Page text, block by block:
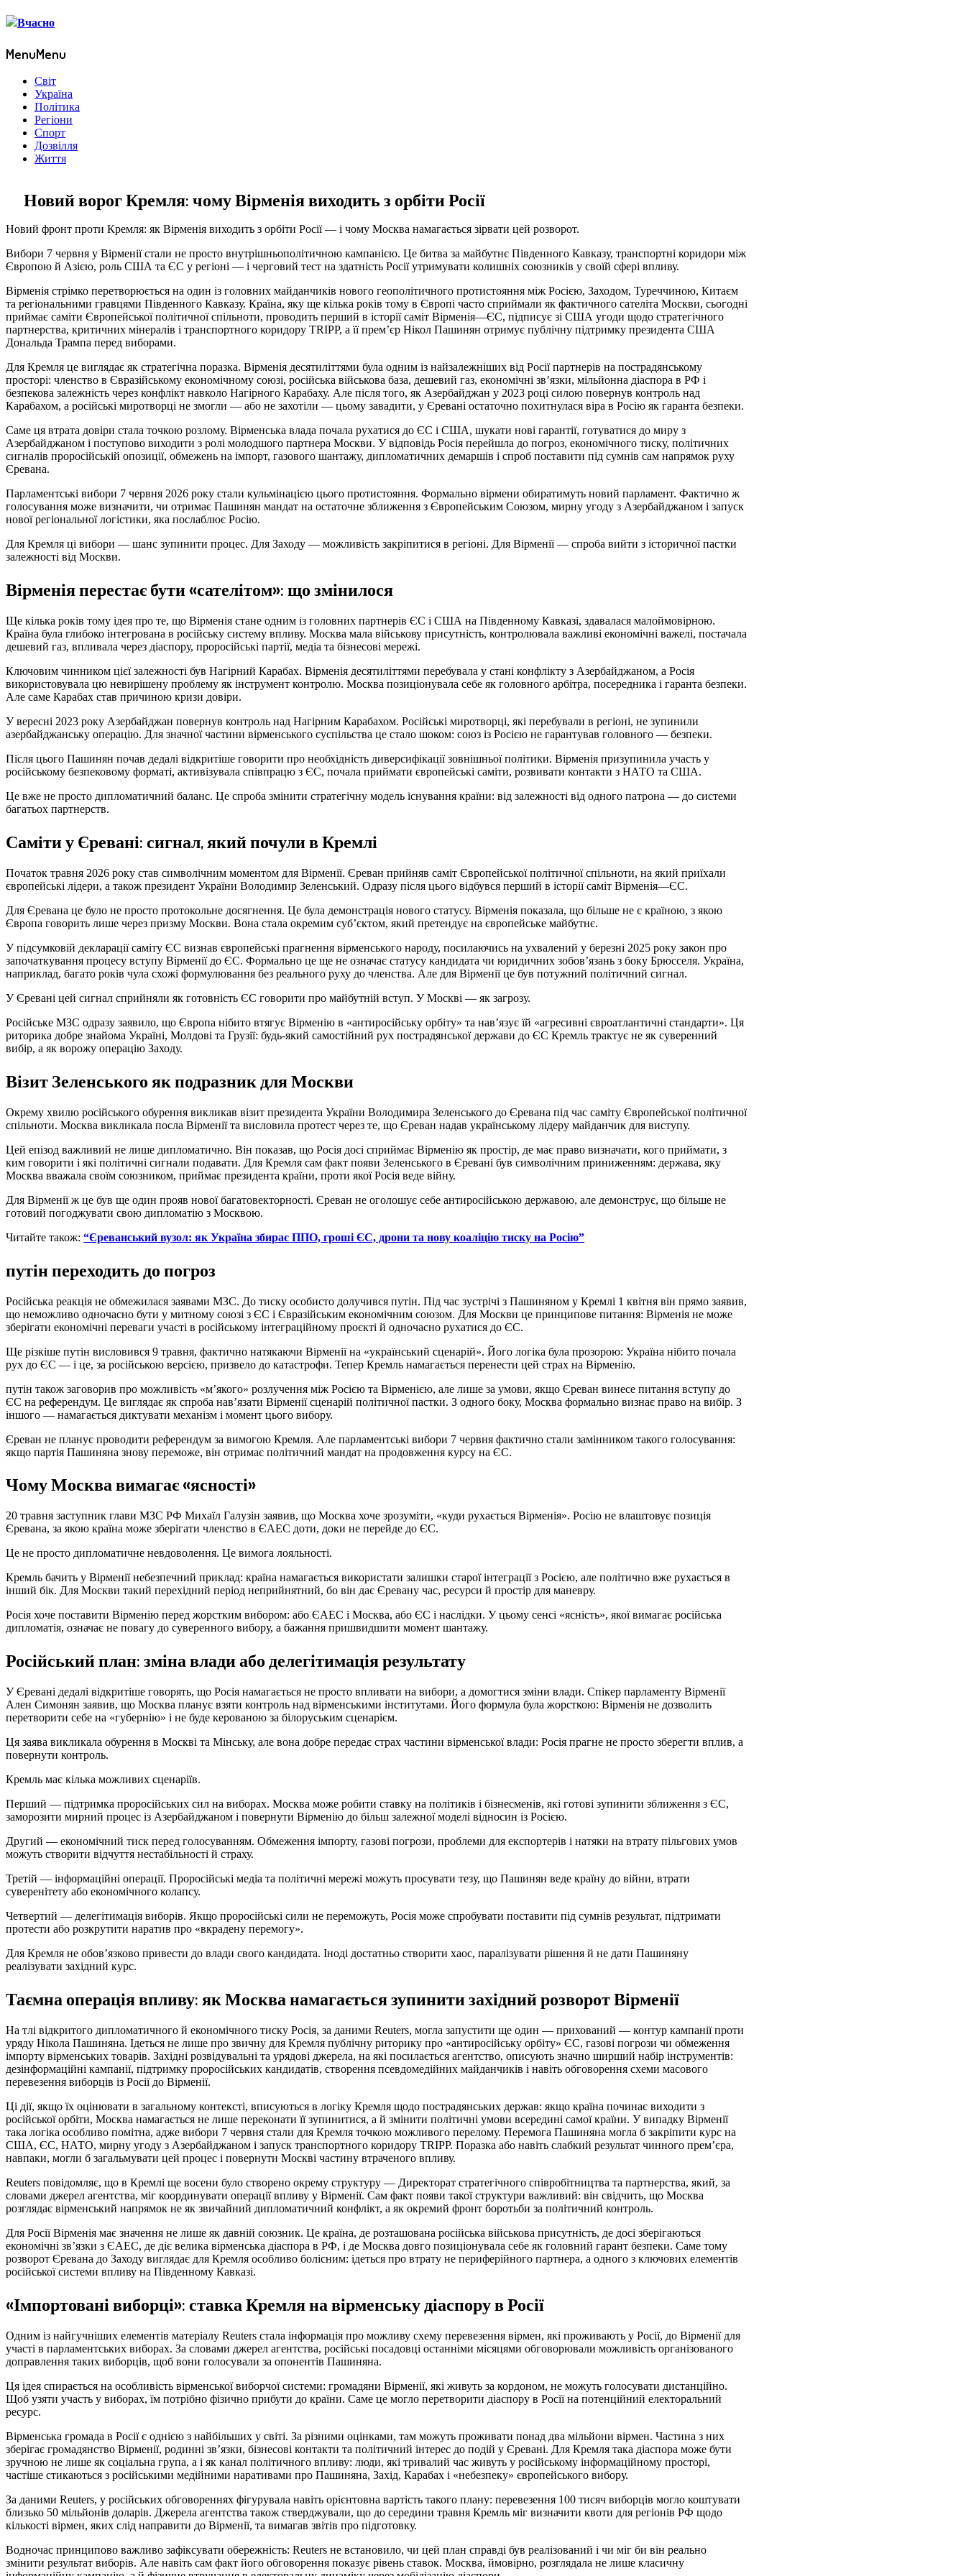
MenuMenu
Світ
Україна
Політика
Регіони
Спорт
Дозвілля
Життя
Новий ворог Кремля: чому Вірменія виходить з орбіти Росії
Новий фронт проти Кремля: як Вірменія виходить з орбіти Росії — і чому Москва намагається зірвати цей розворот.
Вибори 7 червня у Вірменії стали не просто внутрішньополітичною кампанією. Це битва за майбутнє Південного Кавказу, транспортні коридори між
Європою й Азією, роль США та ЄС у регіоні — і черговий тест на здатність Росії утримувати колишніх союзників у своїй сфері впливу.
Вірменія стрімко перетворюється на один із головних майданчиків нового геополітичного протистояння між Росією, Заходом, Туреччиною, Китаєм
та регіональними гравцями Південного Кавказу. Країна, яку ще кілька років тому в Європі часто сприймали як фактичного сателіта Москви, сьогодні
приймає саміти Європейської політичної спільноти, проводить перший в історії саміт Вірменія—ЄС, підписує зі США угоди щодо стратегічного
партнерства, критичних мінералів і транспортного коридору TRIPP, а її прем’єр Нікол Пашинян отримує публічну підтримку президента США
Дональда Трампа перед виборами.
Для Кремля це виглядає як стратегічна поразка. Вірменія десятиліттями була одним із найзалежніших від Росії партнерів на пострадянському
просторі: членство в Євразійському економічному союзі, російська військова база, дешевий газ, економічні зв’язки, мільйонна діаспора в РФ і
безпекова залежність через конфлікт навколо Нагірного Карабаху. Але після того, як Азербайджан у 2023 році силою повернув контроль над
Карабахом, а російські миротворці не змогли — або не захотіли — цьому завадити, у Єревані остаточно похитнулася віра в Росію як гаранта безпеки.
Саме ця втрата довіри стала точкою розлому. Вірменська влада почала рухатися до ЄС і США, шукати нові гарантії, готуватися до миру з
Азербайджаном і поступово виходити з ролі молодшого партнера Москви. У відповідь Росія перейшла до погроз, економічного тиску, політичних
сигналів проросійській опозиції, обмежень на імпорт, газового шантажу, дипломатичних демаршів і спроб поставити під сумнів сам напрямок руху
Єревана.
Парламентські вибори 7 червня 2026 року стали кульмінацією цього протистояння. Формально вірмени обиратимуть новий парламент. Фактично ж
голосування може визначити, чи отримає Пашинян мандат на остаточне зближення з Європейським Союзом, мирну угоду з Азербайджаном і запуск
нової регіональної логістики, яка послаблює Росію.
Для Кремля ці вибори — шанс зупинити процес. Для Заходу — можливість закріпитися в регіоні. Для Вірменії — спроба вийти з історичної пастки
залежності від Москви.
Вірменія перестає бути «сателітом»: що змінилося
Ще кілька років тому ідея про те, що Вірменія стане одним із головних партнерів ЄС і США на Південному Кавказі, здавалася малоймовірною.
Країна була глибоко інтегрована в російську систему впливу. Москва мала військову присутність, контролювала важливі економічні важелі, постачала
дешевий газ, впливала через діаспору, проросійські партії, медіа та бізнесові мережі.
Ключовим чинником цієї залежності був Нагірний Карабах. Вірменія десятиліттями перебувала у стані конфлікту з Азербайджаном, а Росія
використовувала цю невирішену проблему як інструмент контролю. Москва позиціонувала себе як головного арбітра, посередника і гаранта безпеки.
Але саме Карабах став причиною кризи довіри.
У вересні 2023 року Азербайджан повернув контроль над Нагірним Карабахом. Російські миротворці, які перебували в регіоні, не зупинили
азербайджанську операцію. Для значної частини вірменського суспільства це стало шоком: союз із Росією не гарантував головного — безпеки.
Після цього Пашинян почав дедалі відкритіше говорити про необхідність диверсифікації зовнішньої політики. Вірменія призупинила участь у
російському безпековому форматі, активізувала співпрацю з ЄС, почала приймати європейські саміти, розвивати контакти з НАТО та США.
Це вже не просто дипломатичний баланс. Це спроба змінити стратегічну модель існування країни: від залежності від одного патрона — до системи
багатьох партнерств.
Саміти у Єревані: сигнал, який почули в Кремлі
Початок травня 2026 року став символічним моментом для Вірменії. Єреван прийняв саміт Європейської політичної спільноти, на який приїхали
європейські лідери, а також президент України Володимир Зеленський. Одразу після цього відбувся перший в історії саміт Вірменія—ЄС.
Для Єревана це було не просто протокольне досягнення. Це була демонстрація нового статусу. Вірменія показала, що більше не є країною, з якою
Європа говорить лише через призму Москви. Вона стала окремим суб’єктом, який претендує на європейське майбутнє.
У підсумковій декларації саміту ЄС визнав європейські прагнення вірменського народу, посилаючись на ухвалений у березні 2025 року закон про
започаткування процесу вступу Вірменії до ЄС. Формально це ще не означає статусу кандидата чи юридичних зобов’язань з боку Брюсселя. Україна,
наприклад, багато років чула схожі формулювання без реального руху до членства. Але для Вірменії це був потужний політичний сигнал.
У Єревані цей сигнал сприйняли як готовність ЄС говорити про майбутній вступ. У Москві — як загрозу.
Російське МЗС одразу заявило, що Європа нібито втягує Вірменію в «антиросійську орбіту» та нав’язує їй «агресивні євроатлантичні стандарти». Ця
риторика добре знайома Україні, Молдові та Грузії: будь-який самостійний рух пострадянської держави до ЄС Кремль трактує не як суверенний
вибір, а як ворожу операцію Заходу.
Візит Зеленського як подразник для Москви
Окрему хвилю російського обурення викликав візит президента України Володимира Зеленського до Єревана під час саміту Європейської політичної
спільноти. Москва викликала посла Вірменії та висловила протест через те, що Єреван надав українському лідеру майданчик для виступу.
Цей епізод важливий не лише дипломатично. Він показав, що Росія досі сприймає Вірменію як простір, де має право визначати, кого приймати, з
ким говорити і які політичні сигнали подавати. Для Кремля сам факт появи Зеленського в Єревані був символічним приниженням: держава, яку
Москва вважала своїм союзником, приймає президента країни, проти якої Росія веде війну.
Для Вірменії ж це був ще один прояв нової багатовекторності. Єреван не оголошує себе антиросійською державою, але демонструє, що більше не
готовий погоджувати свою дипломатію з Москвою.
Читайте також: “Єреванський вузол: як Україна збирає ППО, гроші ЄС, дрони та нову коаліцію тиску на Росію”
путін переходить до погроз
Російська реакція не обмежилася заявами МЗС. До тиску особисто долучився путін. Під час зустрічі з Пашиняном у Кремлі 1 квітня він прямо заявив,
що неможливо одночасно бути у митному союзі з ЄС і Євразійським економічним союзом. Для Москви це принципове питання: Вірменія не може
зберігати економічні переваги участі в російському інтеграційному проєкті й одночасно рухатися до ЄС.
Ще різкіше путін висловився 9 травня, фактично натякаючи Вірменії на «український сценарій». Його логіка була прозорою: Україна нібито почала
рух до ЄС — і це, за російською версією, призвело до катастрофи. Тепер Кремль намагається перенести цей страх на Вірменію.
путін також заговорив про можливість «м’якого» розлучення між Росією та Вірменією, але лише за умови, якщо Єреван винесе питання вступу до
ЄС на референдум. Це виглядає як спроба нав’язати Вірменії сценарій політичної пастки. З одного боку, Москва формально визнає право на вибір. З
іншого — намагається диктувати механізм і момент цього вибору.
Єреван не планує проводити референдум за вимогою Кремля. Але парламентські вибори 7 червня фактично стали замінником такого голосування:
якщо партія Пашиняна знову переможе, він отримає політичний мандат на продовження курсу на ЄС.
Чому Москва вимагає «ясності»
20 травня заступник глави МЗС РФ Михаїл Галузін заявив, що Москва хоче зрозуміти, «куди рухається Вірменія». Росію не влаштовує позиція
Єревана, за якою країна може зберігати членство в ЄАЕС доти, доки не перейде до ЄС.
Це не просто дипломатичне невдоволення. Це вимога лояльності.
Кремль бачить у Вірменії небезпечний приклад: країна намагається використати залишки старої інтеграції з Росією, але політично вже рухається в
інший бік. Для Москви такий перехідний період неприйнятний, бо він дає Єревану час, ресурси й простір для маневру.
Росія хоче поставити Вірменію перед жорстким вибором: або ЄАЕС і Москва, або ЄС і наслідки. У цьому сенсі «ясність», якої вимагає російська
дипломатія, означає не повагу до суверенного вибору, а бажання пришвидшити момент шантажу.
Російський план: зміна влади або делегітимація результату
У Єревані дедалі відкритіше говорять, що Росія намагається не просто впливати на вибори, а домогтися зміни влади. Спікер парламенту Вірменії
Ален Симонян заявив, що Москва планує взяти контроль над вірменськими інститутами. Його формула була жорсткою: Вірменія не дозволить
перетворити себе на «губернію» і не буде керованою за білоруським сценарієм.
Ця заява викликала обурення в Москві та Мінську, але вона добре передає страх частини вірменської влади: Росія прагне не просто зберегти вплив, а
повернути контроль.
Кремль має кілька можливих сценаріїв.
Перший — підтримка проросійських сил на виборах. Москва може робити ставку на політиків і бізнесменів, які готові зупинити зближення з ЄС,
заморозити мирний процес із Азербайджаном і повернути Вірменію до більш залежної моделі відносин із Росією.
Другий — економічний тиск перед голосуванням. Обмеження імпорту, газові погрози, проблеми для експортерів і натяки на втрату пільгових умов
можуть створити відчуття нестабільності й страху.
Третій — інформаційні операції. Проросійські медіа та політичні мережі можуть просувати тезу, що Пашинян веде країну до війни, втрати
суверенітету або економічного колапсу.
Четвертий — делегітимація виборів. Якщо проросійські сили не переможуть, Росія може спробувати поставити під сумнів результат, підтримати
протести або розкрутити наратив про «вкрадену перемогу».
Для Кремля не обов’язково привести до влади свого кандидата. Іноді достатньо створити хаос, паралізувати рішення й не дати Пашиняну
реалізувати західний курс.
Таємна операція впливу: як Москва намагається зупинити західний розворот Вірменії
На тлі відкритого дипломатичного й економічного тиску Росія, за даними Reuters, могла запустити ще один — прихований — контур кампанії проти
уряду Нікола Пашиняна. Ідеться не лише про звичну для Кремля публічну риторику про «антиросійську орбіту» ЄС, газові погрози чи обмеження
імпорту вірменських товарів. Західні розвідувальні та урядові джерела, на які посилається агентство, описують значно ширший набір інструментів:
дезінформаційні кампанії, підтримку проросійських кандидатів, створення псевдомедійних майданчиків і навіть обговорення схеми масового
перевезення виборців із Росії до Вірменії.
Ці дії, якщо їх оцінювати в загальному контексті, вписуються в логіку Кремля щодо пострадянських держав: якщо країна починає виходити з
російської орбіти, Москва намагається не лише переконати її зупинитися, а й змінити політичні умови всередині самої країни. У випадку Вірменії
така логіка особливо помітна, адже вибори 7 червня стали для Кремля точкою можливого перелому. Перемога Пашиняна могла б закріпити курс на
США, ЄС, НАТО, мирну угоду з Азербайджаном і запуск транспортного коридору TRIPP. Поразка або навіть слабкий результат чинного прем’єра,
навпаки, могли б загальмувати цей процес і повернути Москві частину втраченого впливу.
Reuters повідомляє, що в Кремлі ще восени було створено окрему структуру — Директорат стратегічного співробітництва та партнерства, який, за
словами джерел агентства, міг координувати операції впливу у Вірменії. Сам факт появи такої структури важливий: він свідчить, що Москва
розглядає вірменський напрямок не як звичайний дипломатичний конфлікт, а як окремий фронт боротьби за політичний контроль.
Для Росії Вірменія має значення не лише як давній союзник. Це країна, де розташована російська військова присутність, де досі зберігаються
економічні зв’язки з ЄАЕС, де діє велика вірменська діаспора в РФ, і де Москва довго позиціонувала себе як головний гарант безпеки. Саме тому
розворот Єревана до Заходу виглядає для Кремля особливо болісним: ідеться про втрату не периферійного партнера, а одного з ключових елементів
російської системи впливу на Південному Кавказі.
«Імпортовані виборці»: ставка Кремля на вірменську діаспору в Росії
Одним із найгучніших елементів матеріалу Reuters стала інформація про можливу схему перевезення вірмен, які проживають у Росії, до Вірменії для
участі в парламентських виборах. За словами джерел агентства, російські посадовці останніми місяцями обговорювали можливість організованого
доправлення таких виборців, щоб вони голосували за опонентів Пашиняна.
Ця ідея спирається на особливість вірменської виборчої системи: громадяни Вірменії, які живуть за кордоном, не можуть голосувати дистанційно.
Щоб узяти участь у виборах, їм потрібно фізично прибути до країни. Саме це могло перетворити діаспору в Росії на потенційний електоральний
ресурс.
Вірменська громада в Росії є однією з найбільших у світі. За різними оцінками, там можуть проживати понад два мільйони вірмен. Частина з них
зберігає громадянство Вірменії, родинні зв’язки, бізнесові контакти та політичний інтерес до подій у Єревані. Для Кремля така діаспора може бути
зручною не лише як соціальна група, а і як канал політичного впливу: люди, які тривалий час живуть у російському інформаційному просторі,
частіше стикаються з російськими медійними наративами про Пашиняна, Захід, Карабах і «небезпеку» європейського вибору.
За даними Reuters, у російських обговореннях фігурувала навіть орієнтовна вартість такого плану: перевезення 100 тисяч виборців могло коштувати
близько 50 мільйонів доларів. Джерела агентства також стверджували, що до середини травня Кремль міг визначити квоти для регіонів РФ щодо
кількості вірмен, яких слід направити до Вірменії, та вимагав звітів про підготовку.
Водночас принципово важливо зафіксувати обережність: Reuters не встановило, чи цей план справді був реалізований і чи міг би він реально
змінити результат виборів. Але навіть сам факт його обговорення показує рівень ставок. Москва, ймовірно, розглядала не лише класичну